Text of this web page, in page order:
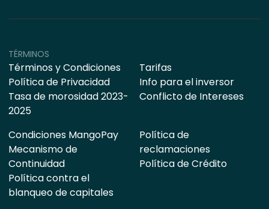
TÉRMINOS
Términos y Condiciones
Política de Privacidad
Tasa de morosidad 2023-
2025
Tarifas
Info para el inversor
Conflicto de Intereses
Condiciones MangoPay
Mecanismo de
Continuidad
Política contra el
blanqueo de capitales
Política de
reclamaciones
Política de Crédito